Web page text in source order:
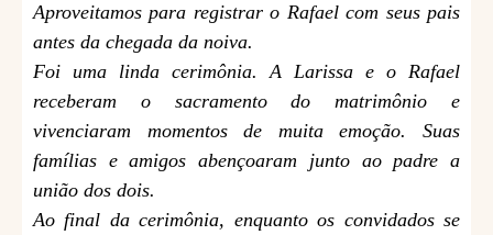
Aproveitamos para registrar o Rafael com seus pais
antes da chegada da noiva.
Foi uma linda cerimônia. A Larissa e o Rafael
receberam o sacramento do matrimônio e
vivenciaram momentos de muita emoção. Suas
famílias e amigos abençoaram junto ao padre a
união dos dois.
Ao final da cerimônia, enquanto os convidados se